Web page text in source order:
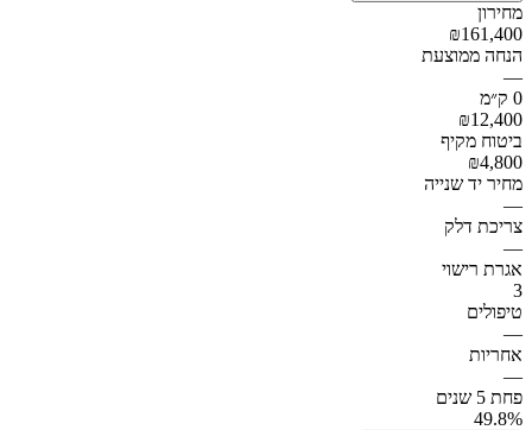
מחירון
₪161,400
הנחה ממוצעת
—
0 ק״מ
₪12,400
ביטוח מקיף
₪4,800
מחיר יד שנייה
—
צריכת דלק
—
אגרת רישוי
3
טיפולים
—
אחריות
—
פחת 5 שנים
49.8%